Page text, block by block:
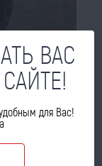
ВАС
для Вас!